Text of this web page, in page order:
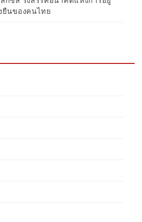
ยืนของคนไทย